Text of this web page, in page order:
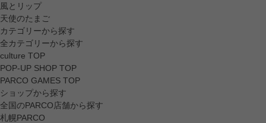
風とリップ
天使のたまご
カテゴリーから探す
全カテゴリーから探す
culture TOP
POP-UP SHOP TOP
PARCO GAMES TOP
ショップから探す
全国のPARCO店舗から探す
札幌PARCO